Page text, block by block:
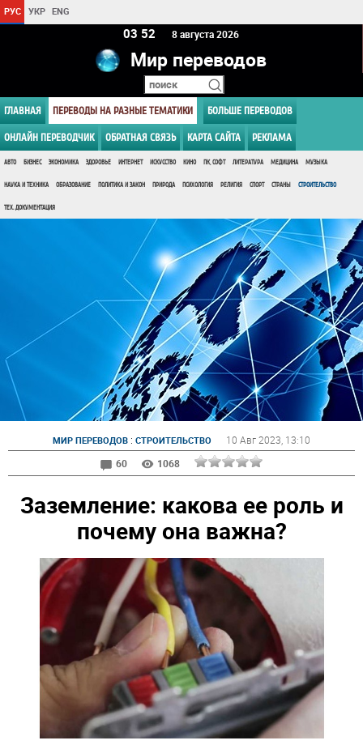
РУС УКР ENG
03:52 8 августа 2026
Мир переводов
ГЛАВНАЯ ПЕРЕВОДЫ НА РАЗНЫЕ ТЕМАТИКИ БОЛЬШЕ ПЕРЕВОДОВ
ОНЛАЙН ПЕРЕВОДЧИК ОБРАТНАЯ СВЯЗЬ КАРТА САЙТА РЕКЛАМА
АВТО БИЗНЕС ЭКОНОМИКА ЗДОРОВЬЕ ИНТЕРНЕТ ИСКУССТВО КИНО ПК, СОФТ ЛИТЕРАТУРА МЕДИЦИНА МУЗЫКА
НАУКА И ТЕХНИКА ОБРАЗОВАНИЕ ПОЛИТИКА И ЗАКОН ПРИРОДА ПСИХОЛОГИЯ РЕЛИГИЯ СПОРТ СТРАНЫ СТРОИТЕЛЬСТВО
ТЕХ. ДОКУМЕНТАЦИЯ
МИР ПЕРЕВОДОВ : СТРОИТЕЛЬСТВО 10 Авг 2023 , 13:10
60
1068
Заземление: какова ее роль и
почему она важна?